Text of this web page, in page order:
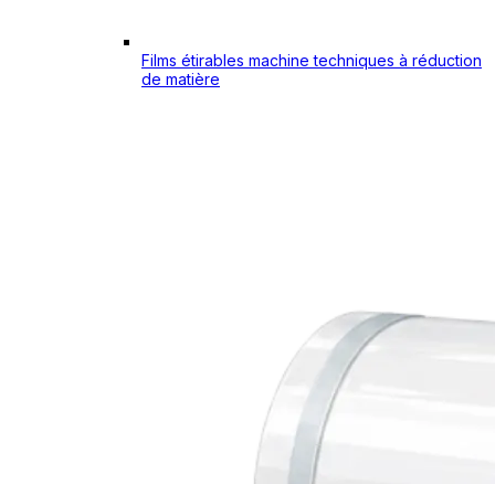
Films étirables machine techniques à réduction
de matière